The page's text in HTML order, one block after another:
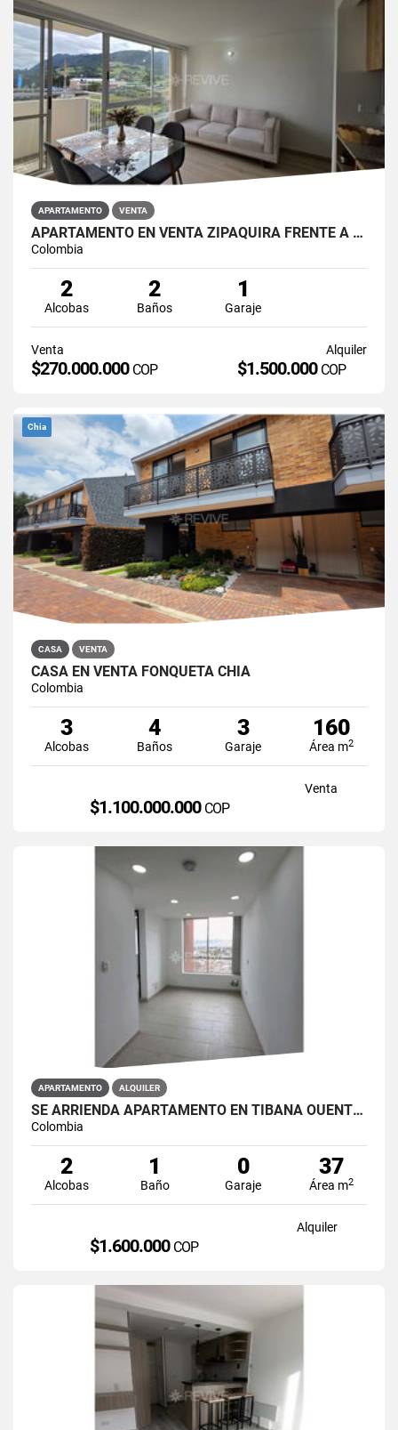
APARTAMENTO VENTA
APARTAMENTO EN VENTA ZIPAQUIRÁ FRENTE A LA UNIMINUTO
Colombia
2
Alcobas
2
Baños
1
Garaje
Venta
$270.000.000 COP
Alquiler
$1.500.000 COP
Chia
CASA VENTA
CASA EN VENTA FONQUETÁ CHÍA
Colombia
3
Alcobas
4
Baños
3
Garaje
160
Área m2
Venta
$1.100.000.000 COP
APARTAMENTO ALQUILER
SE ARRIENDA APARTAMENTO EN TIBANA OUENTE ARANDA CONJUNTO OPORTO
Colombia
2
Alcobas
1
Baño
0
Garaje
37
Área m2
Alquiler
$1.600.000 COP